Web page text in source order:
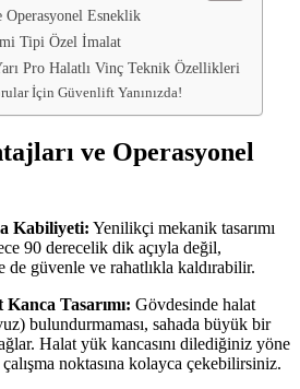
Operasyonel Esneklik
Tipi Özel İmalat
Pro Halatlı Vinç Teknik Özellikleri
İçin Güvenlift Yanınızda!
ve Operasyonel
Kabiliyeti: Yenilikçi mekanik tasarımı
90 derecelik dik açıyla değil,
de güvenle ve rahatlıkla kaldırabilir.
Kanca Tasarımı: Gövdesinde halat
bulundurmaması, sahada büyük bir
Halat yük kancasını dilediğiniz yöne
noktasına kolayca çekebilirsiniz.